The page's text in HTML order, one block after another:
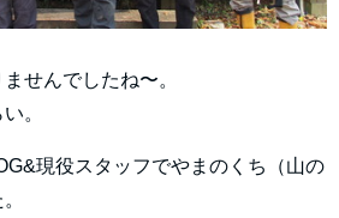
せんでしたね〜。
。
現役スタッフでやまのくち（山の